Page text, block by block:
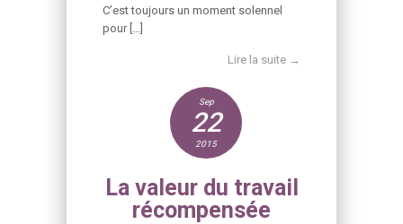
C’est toujours un moment solennel
pour […]
Lire la suite →
Sep
22
2015
La valeur du travail
récompensée